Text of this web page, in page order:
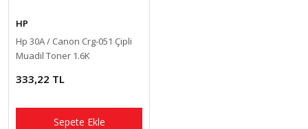
HP
Hp 30A / Canon Crg-051 Çipli
Muadil Toner 1.6K
333,22 TL
Sepete Ekle